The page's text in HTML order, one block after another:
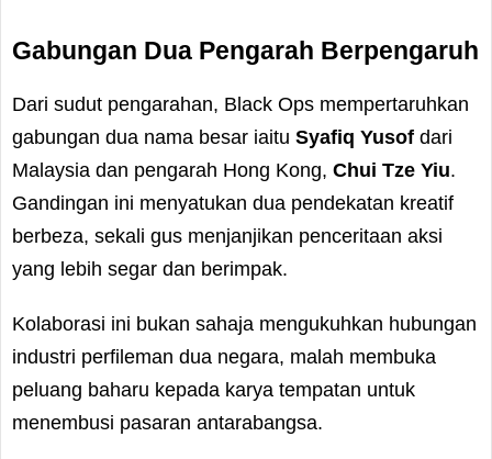
Gabungan Dua Pengarah Berpengaruh
Dari sudut pengarahan, Black Ops mempertaruhkan
gabungan dua nama besar iaitu Syafiq Yusof dari
Malaysia dan pengarah Hong Kong, Chui Tze Yiu.
Gandingan ini menyatukan dua pendekatan kreatif
berbeza, sekali gus menjanjikan penceritaan aksi
yang lebih segar dan berimpak.
Kolaborasi ini bukan sahaja mengukuhkan hubungan
industri perfileman dua negara, malah membuka
peluang baharu kepada karya tempatan untuk
menembusi pasaran antarabangsa.